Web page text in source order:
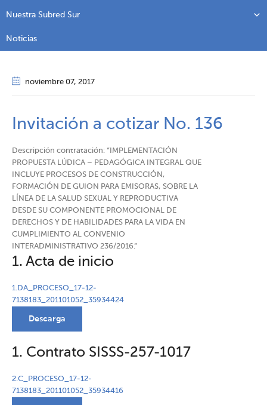
Nuestra Subred Sur
Noticias
noviembre 07, 2017
Invitación a cotizar No. 136
Descripción contratación: “IMPLEMENTACIÓN
PROPUESTA LÚDICA – PEDAGÓGICA INTEGRAL QUE
INCLUYE PROCESOS DE CONSTRUCCIÓN,
FORMACIÓN DE GUION PARA EMISORAS, SOBRE LA
LÍNEA DE LA SALUD SEXUAL Y REPRODUCTIVA
DESDE SU COMPONENTE PROMOCIONAL DE
DERECHOS Y DE HABILIDADES PARA LA VIDA EN
CUMPLIMIENTO AL CONVENIO
INTERADMINISTRATIVO 236/2016.”
1. Acta de inicio
1.DA_PROCESO_17-12-
7138183_201101052_35934424
Descarga
1. Contrato SISSS-257-1017
2.C_PROCESO_17-12-
7138183_201101052_35934416